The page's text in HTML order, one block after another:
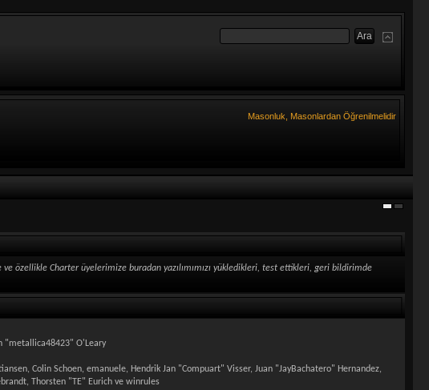
Masonluk, Masonlardan Öğrenilmelidir
özellikle Charter üyelerimize buradan yazılımımızı yükledikleri, test ettikleri, geri bildirimde
"metallica48423" O'Leary
Colin Schoen, emanuele, Hendrik Jan "Compuart" Visser, Juan "JayBachatero" Hernandez,
Thorsten "TE" Eurich ve winrules